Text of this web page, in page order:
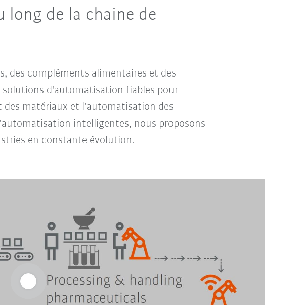
de la chaine de
des compléments alimentaires et des
solutions d'automatisation fiables pour
des matériaux et l'automatisation des
intelligentes, nous proposons
en constante évolution.